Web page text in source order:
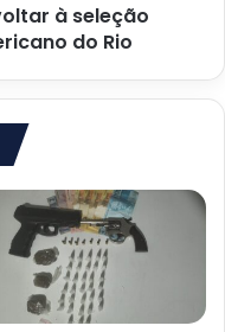
à seleção
do Rio